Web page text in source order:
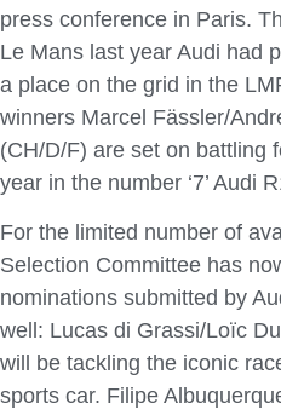
press conference in Paris.
Le Mans last year Audi had
a place on the grid in the
winners Marcel Fässler/
(CH/D/F) are set on battling
year in the number ‘7’ Audi
For the limited number of
Selection Committee has
nominations submitted by
well: Lucas di Grassi/Loïc
will be tackling the iconic
sports car. Filipe